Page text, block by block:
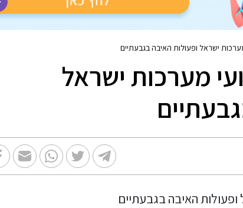
ישראל ופעולות האיבה בגבעתיים
מערכות ישראל